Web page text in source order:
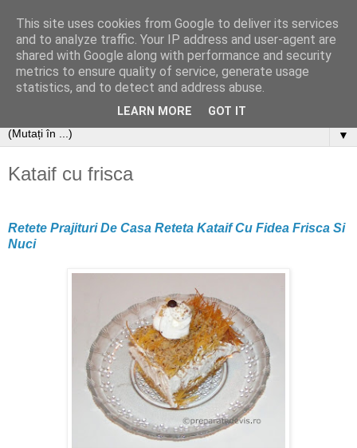
▼
Kataif cu frisca
Retete Prajituri De Casa Reteta Kataif Cu Fidea Frisca Si
Nuci
This site uses cookies from Google to deliver its services
and to analyze traffic. Your IP address and user-agent are
shared with Google along with performance and security
metrics to ensure quality of service, generate usage
statistics, and to detect and address abuse.
LEARN MORE GOT IT